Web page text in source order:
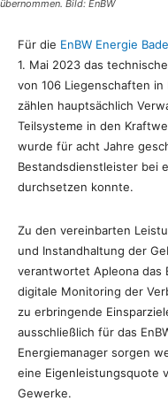
übernommen. Bild: EnBW
Für die EnBW Energie
1. Mai 2023 das
von 106 Liegenschaften in
zählen hauptsächlich
Teilsysteme in den
wurde für acht Jahre
Bestandsdienstleister bei
durchsetzen konnte.
Zu den vereinbarten
und Instandhaltung der
verantwortet Apleona das
digitale Monitoring der
zu erbringende
ausschließlich für das
Energiemanager sorgen
eine Eigenleistungsquote
Gewerke.